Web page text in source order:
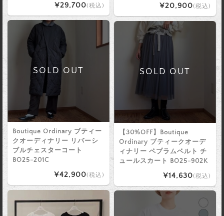
¥29,700(税込) ¥20,900(税込)
SOLD OUT
Boutique Ordinary ブティー
クオーディナリー リバーシ
ブルチェスターコート
BO25-201C
¥42,900(税込)
SOLD OUT
【30%OFF】Boutique
Ordinary ブティークオーデ
ィナリー ペプラムベルト チ
ュールスカート BO25-902K
¥14,630(税込)